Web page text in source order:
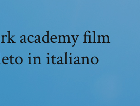
academy film
in italiano